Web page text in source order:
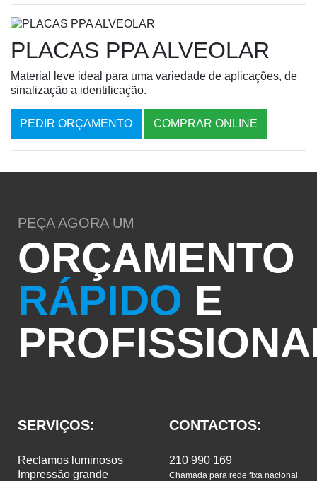
PLACAS PPA ALVEOLAR
Material leve ideal para uma variedade de aplicações, de
sinalização a identificação.
PEDIR ORÇAMENTO COMPRAR ONLINE
PEÇA AGORA UM
ORÇAMENTO
RÁPIDO E
SERVIÇOS:
reclamos luminosos
CONTACTOS:
210 990 169
Chamada para rede fixa nacional